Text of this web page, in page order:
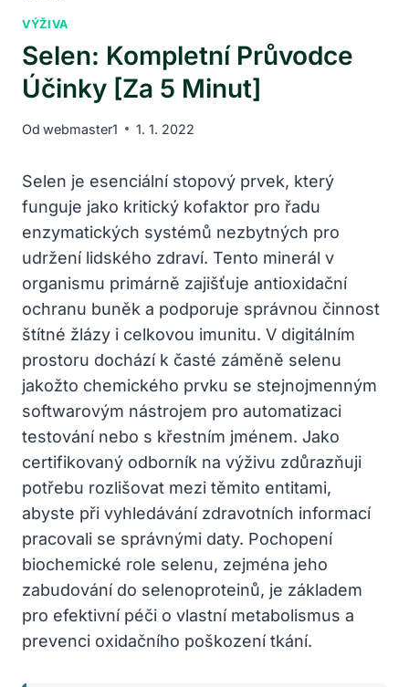
VÝŽIVA
Selen: Kompletní Průvodce
Účinky [za 5 Minut]
Od webmaster1 1. 1. 2022
Selen je esenciální stopový prvek, který
funguje jako kritický kofaktor pro řadu
enzymatických systémů nezbytných pro
udržení lidského zdraví. Tento minerál v
organismu primárně zajišťuje antioxidační
ochranu buněk a podporuje správnou činnost
štítné žlázy i celkovou imunitu. V digitálním
prostoru dochází k časté záměně selenu
jakožto chemického prvku se stejnojmenným
softwarovým nástrojem pro automatizaci
testování nebo s křestním jménem. Jako
certifikovaný odborník na výživu zdůrazňuji
potřebu rozlišovat mezi těmito entitami,
abyste při vyhledávání zdravotních informací
pracovali se správnými daty. Pochopení
biochemické role selenu, zejména jeho
zabudování do selenoproteinů, je základem
pro efektivní péči o vlastní metabolismus a
prevenci oxidačního poškození tkání.